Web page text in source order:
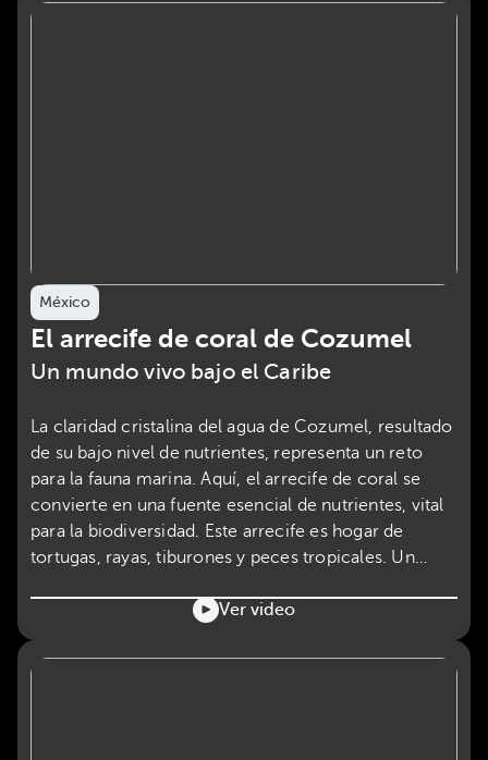
México
El arrecife de coral de Cozumel
Un mundo vivo bajo el Caribe
La claridad cristalina del agua de Cozumel, resultado
de su bajo nivel de nutrientes, representa un reto
para la fauna marina. Aquí, el arrecife de coral se
convierte en una fuente esencial de nutrientes, vital
para la biodiversidad. Este arrecife es hogar de
tortugas, rayas, tiburones y peces tropicales. Un
Ver video